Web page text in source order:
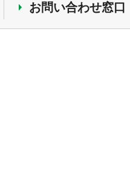
お問い合わせ窓口